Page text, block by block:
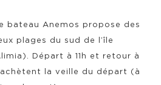
bateau Anemos propose des
plages du sud de l’île
Départ à 11h et retour à
la veille du départ (à